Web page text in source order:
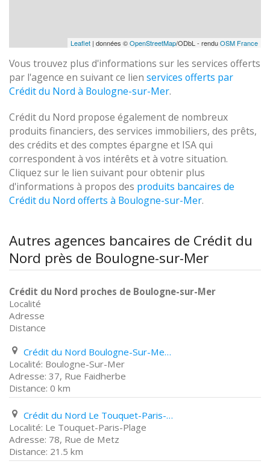
Leaflet | données ©OpenStreetMap/ODbL - renduOSM France
Vous trouvez plus d'informations sur les services offerts
par l'agence en suivant ce lien services offerts par
Crédit du Nord à Boulogne-sur-Mer.
Crédit du Nord propose également de nombreux
produits financiers, des services immobiliers, des prêts,
des crédits et des comptes épargne et ISA qui
correspondent à vos intérêts et à votre situation.
Cliquez sur le lien suivant pour obtenir plus
d'informations à propos des produits bancaires de
Crédit du Nord offerts à Boulogne-sur-Mer.
Autres agences bancaires de Crédit du
Nord près de Boulogne-sur-Mer
Crédit du Nord proches de Boulogne-sur-Mer
Localité
Adresse
Distance
Crédit du Nord Boulogne-Sur-Mer 37, Rue Faidherbe
Boulogne-Sur-Mer
37, Rue Faidherbe
0 km
Crédit du Nord Le Touquet-Paris-Plage 78, Rue de Metz
Le Touquet-Paris-Plage
78, Rue de Metz
21.5 km